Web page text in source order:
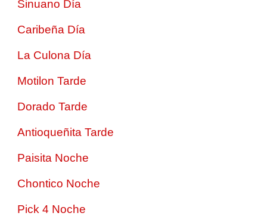
Sinuano Día
Caribeña Día
La Culona Día
Motilon Tarde
Dorado Tarde
Antioqueñita Tarde
Paisita Noche
Chontico Noche
Pick 4 Noche